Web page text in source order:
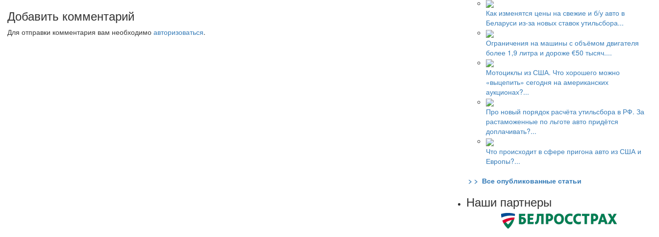
Добавить комментарий
Для отправки комментария вам необходимо авторизоваться.
Как изменятся цены на свежие и б/у авто в
Беларуси из-за новых ставок утильсбора...
Ограничения на машины с объёмом двигателя
более 1,9 литра и дороже €50 тысяч....
Мотоциклы из США. Что хорошего можно
«выцепить» сегодня на американских
аукционах?...
Про новый порядок расчёта утильсбора в РФ. За
растаможенные по льготе авто придётся
доплачивать?...
Что происходит в сфере пригона авто из США и
Европы?...
> > Все опубликованные статьи
Наши партнеры